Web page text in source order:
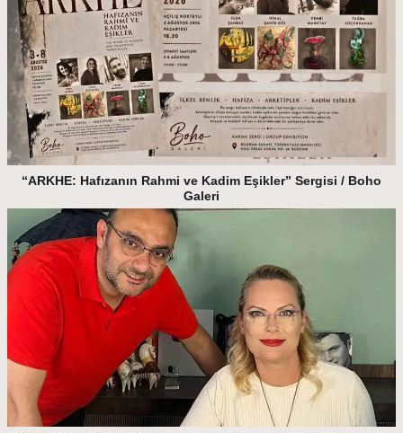
“ARKHE: Hafızanın Rahmi ve Kadim Eşikler” Sergisi / Boho
Galeri